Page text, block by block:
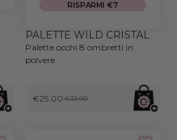
RISPARMI €7
PALETTE WILD CRISTAL
Palette occhi 8 ombretti in
polvere
€25.00 €32.00